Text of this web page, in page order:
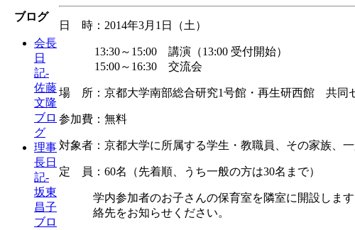
ブログ
会長
日
記-
佐藤
文隆
ブロ
グ
理事
長日
記-
坂東
昌子
ブロ
日 時：2014年3月1日（土）
13:30～15:00 講演（13:00 受付開始）
15:00～16:30 交流会
場 所：京都大学南部総合研究1号館・再生研西館 共同
参加費：無料
対象者：京都大学に所属する学生・教職員、その家族、
定 員：60名（先着順、うち一般の方は30名まで）
学内参加者のお子さんの保育室を隣室に開設しま
絡先をお知らせください。